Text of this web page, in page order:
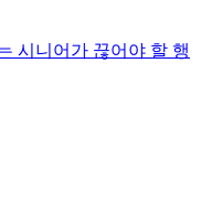
시니어가 끊어야 할 행